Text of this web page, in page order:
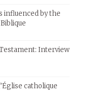
influenced by the
Interview
catholique